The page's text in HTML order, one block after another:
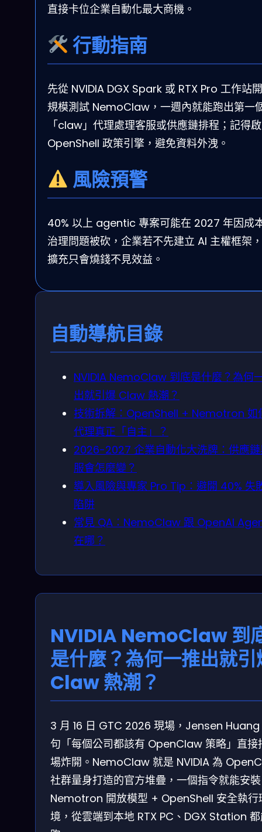
直接卡位企業自動化最大商機。
行動指南
先從 NVIDIA DGX Spark 或 RTX Pro 工作站
規模測試 NemoClaw，一週內就能跑出第一
「claw」代理處理客服或供應鏈排程；記得
OpenShell 政策引擎，避免資料外洩。
風險預警
40% 以上 agentic 專案可能在 2027 年因成
治理問題被砍，企業若不先建立 AI 主權框架
擴充只會燒錢不見效益。
自動導航目錄
NVIDIA NemoClaw 到底是什麼？為何
出就引爆 Claw 熱潮？
技術拆解：OpenShell + Nemotron 如
代理真正「自主」？
2026-2027 企業自動化大洗牌：供應
服會怎麼變？
導入風險與專家 Pro Tip：避開 40% 失
陷阱
常見 QA：NemoClaw 跟 OpenAI
在哪？
NVIDIA NemoClaw 到
是什麼？為何一推出就引
Claw 熱潮？
3 月 16 日 GTC 2026 現場，Jensen Huang
句「每個公司都該有 OpenClaw 策略」直接
場炸開。NemoClaw 就是 NVIDIA 為
社群量身打造的官方堆疊，一個指令就能安裝
Nemotron 開放模型 + OpenShell 安全執行
境，從雲端到本地 RTX PC、DGX Station